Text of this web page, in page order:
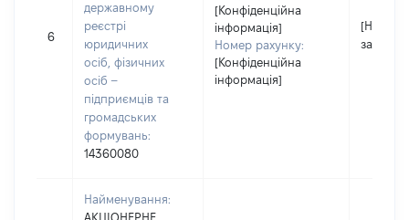
6
державному
реєстрі
юридичних
осіб, фізичних
осіб –
підприємців та
громадських
формувань:
14360080
[Конфіденційна
інформація]
Номер рахунку:
[Конфіденційна
інформація]
[Не
Найменування:
АКЦІОНЕРНЕ